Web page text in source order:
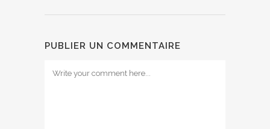
PUBLIER UN COMMENTAIRE